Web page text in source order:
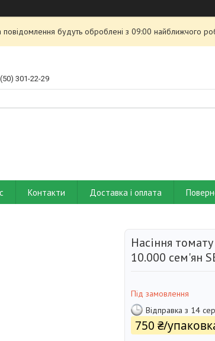
повідомлення будуть оброблені з 09:00 найближчого
301-22-29
Контакти Доставка і оплата
Насіння
10.000 cем'ян
Під замовлення
Відправка з 14
750 ₴/